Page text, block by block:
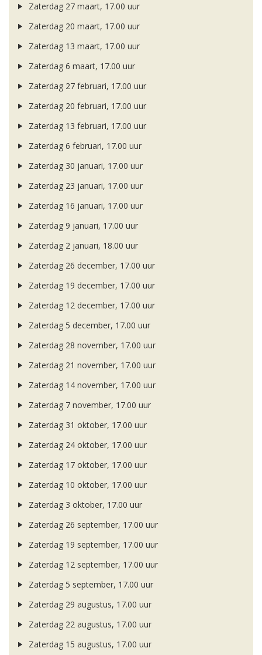
Zaterdag 27 maart, 17.00 uur
Zaterdag 20 maart, 17.00 uur
Zaterdag 13 maart, 17.00 uur
Zaterdag 6 maart, 17.00 uur
Zaterdag 27 februari, 17.00 uur
Zaterdag 20 februari, 17.00 uur
Zaterdag 13 februari, 17.00 uur
Zaterdag 6 februari, 17.00 uur
Zaterdag 30 januari, 17.00 uur
Zaterdag 23 januari, 17.00 uur
Zaterdag 16 januari, 17.00 uur
Zaterdag 9 januari, 17.00 uur
Zaterdag 2 januari, 18.00 uur
Zaterdag 26 december, 17.00 uur
Zaterdag 19 december, 17.00 uur
Zaterdag 12 december, 17.00 uur
Zaterdag 5 december, 17.00 uur
Zaterdag 28 november, 17.00 uur
Zaterdag 21 november, 17.00 uur
Zaterdag 14 november, 17.00 uur
Zaterdag 7 november, 17.00 uur
Zaterdag 31 oktober, 17.00 uur
Zaterdag 24 oktober, 17.00 uur
Zaterdag 17 oktober, 17.00 uur
Zaterdag 10 oktober, 17.00 uur
Zaterdag 3 oktober, 17.00 uur
Zaterdag 26 september, 17.00 uur
Zaterdag 19 september, 17.00 uur
Zaterdag 12 september, 17.00 uur
Zaterdag 5 september, 17.00 uur
Zaterdag 29 augustus, 17.00 uur
Zaterdag 22 augustus, 17.00 uur
Zaterdag 15 augustus, 17.00 uur